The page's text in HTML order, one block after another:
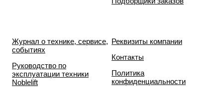
Журнал о технике, сервисе,
событиях
Руководство по
эксплуатации техники
Noblelift
Реквизиты компании
Контакты
Политика
конфиденциальности